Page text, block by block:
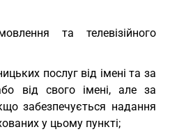
та телевізійного
послуг від імені та за
від свого імені, але за
забезпечується надання
у цьому пункті;